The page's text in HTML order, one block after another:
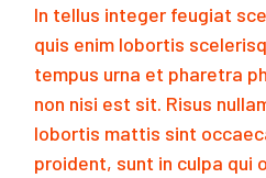
In tellus integer feugiat
quis enim lobortis
tempus urna et pharetra
non nisi est sit. Risus
lobortis mattis sint
proident, sunt in culpa qui